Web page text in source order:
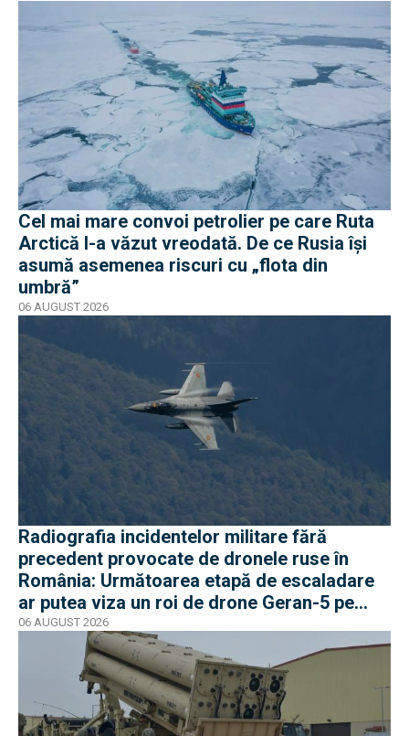
Cel mai mare convoi petrolier pe care Ruta
Arctică l-a văzut vreodată. De ce Rusia își
asumă asemenea riscuri cu „flota din
umbră”
06 AUGUST 2026
Radiografia incidentelor militare fără
precedent provocate de dronele ruse în
România: Următoarea etapă de escaladare
ar putea viza un roi de drone Geran-5 pe
direcția Galați-Reni
06 AUGUST 2026